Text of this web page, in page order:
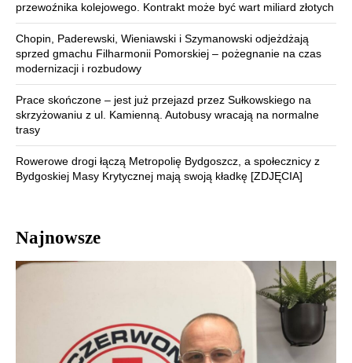
przewoźnika kolejowego. Kontrakt może być wart miliard złotych
Chopin, Paderewski, Wieniawski i Szymanowski odjeżdżają
sprzed gmachu Filharmonii Pomorskiej – pożegnanie na czas
modernizacji i rozbudowy
Prace skończone – jest już przejazd przez Sułkowskiego na
skrzyżowaniu z ul. Kamienną. Autobusy wracają na normalne
trasy
Rowerowe drogi łączą Metropolię Bydgoszcz, a społecznicy z
Bydgoskiej Masy Krytycznej mają swoją kładkę [ZDJĘCIA]
Najnowsze